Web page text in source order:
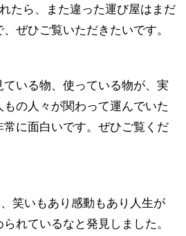
たら、また違った運び屋はまだ
ぜひご覧いただきたいです。
いる物、使っている物が、実
の人々が関わって運んでいた
常に面白いです。ぜひご覧くだ
笑いもあり感動もあり人生が
れているなと発見しました。